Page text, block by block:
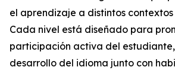
el aprendizaje a distintos
Cada nivel está diseñado para
participación activa del
desarrollo del idioma junto con